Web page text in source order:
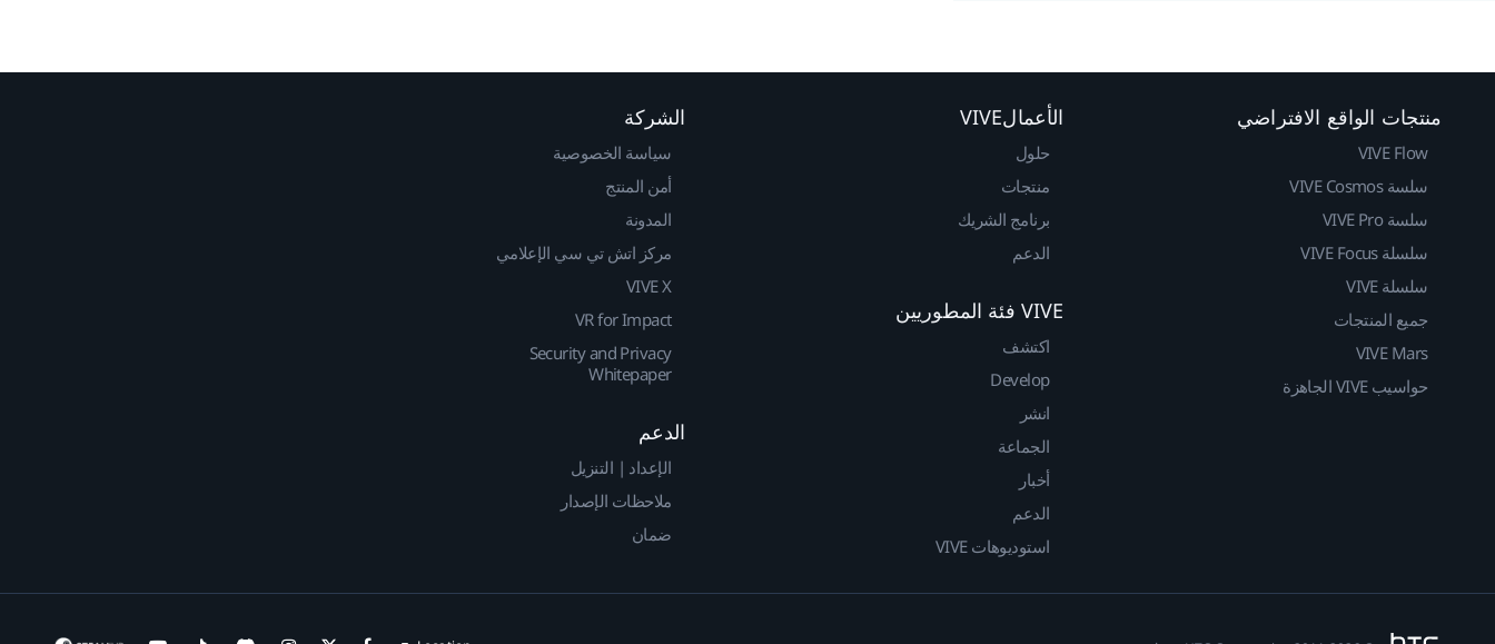
منتجات الواقع الافتراضي
VIVE Flow
سلسة VIVE Cosmos
سلسة VIVE Pro
سلسلة VIVE Focus
سلسلة VIVE
جميع المنتجات
VIVE Mars
حواسيب VIVE الجاهزة
الأعمالVIVE
حلول
منتجات
برنامج الشريك
الدعم
VIVE فئة المطوريين
اكتشف
Develop
انشر
الجماعة
أخبار
الدعم
استوديوهات VIVE
الشركة
سياسة الخصوصية
أمن المنتج
المدونة
مركز اتش تي سي الإعلامي
VIVE X
VR for Impact
Security and Privacy
Whitepaper
الدعم
الإعداد | التنزيل
ملاحظات الإصدار
ضمان